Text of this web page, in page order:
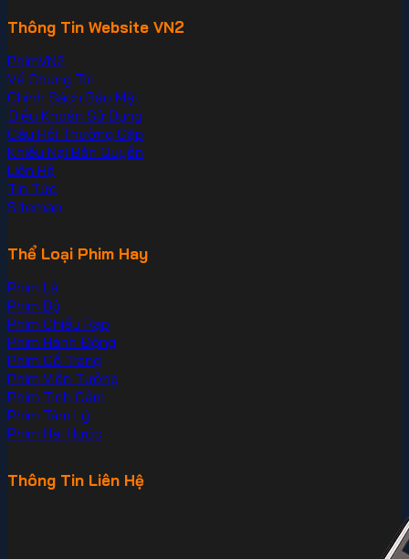
Thông Tin Website VN2
PhimVN2
Về Chúng Tôi
Chính Sách Bảo Mật
Điều Khoản Sử Dụng
Câu Hỏi Thường Gặp
Khiếu Nại Bản Quyền
Liên Hệ
Tin Tức
Sitemap
Thể Loại Phim Hay
Phim Lẻ
Phim Bộ
Phim Chiếu Rạp
Phim Hành Động
Phim Cổ Trang
Phim Viễn Tưởng
Phim Tình Cảm
Phim Tâm Lý
Phim Hài Hước
Thông Tin Liên Hệ